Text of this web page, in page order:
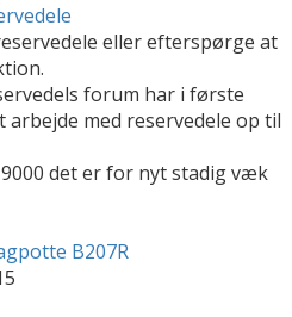
eller efterspørge at
forum har i første
med reservedele op til
det er for nyt stadig væk
B207R